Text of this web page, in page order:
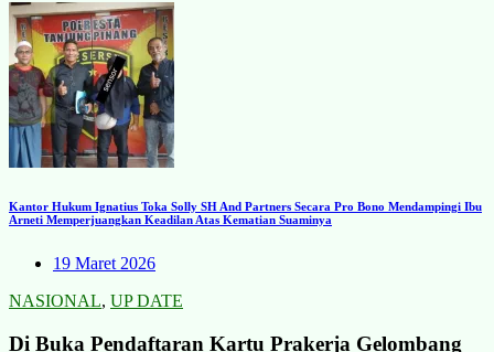
Kantor Hukum Ignatius Toka Solly SH And Partners Secara Pro Bono Mendampingi Ibu
Arneti Memperjuangkan Keadilan Atas Kematian Suaminya
19 Maret 2026
NASIONAL, UP DATE
Di Buka Pendaftaran Kartu Prakerja Gelombang